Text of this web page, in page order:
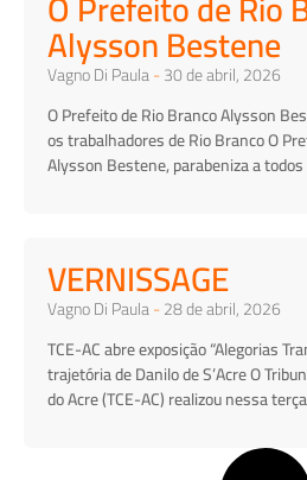
Alysson Bestene
Vagno Di Paula 30 de abril, 2026
O Prefeito de Rio Branco Alysson
os trabalhadores de Rio Branco O
Alysson Bestene, parabeniza a todos
VERNISSAGE
Vagno Di Paula 28 de abril, 2026
TCE-AC abre exposição “Alegorias
trajetória de Danilo de S’Acre O
do Acre (TCE-AC) realizou nessa